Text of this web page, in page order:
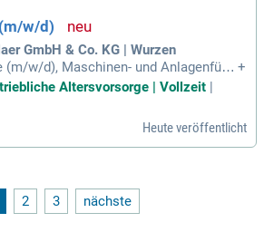
w/d)
GmbH & Co. KG | Wurzen
(m/w/d), Maschinen- und Anlagenführ
Qualifikation Berufserfahrung
und bei der Bedienung von Produkti
+
Altersvorsorge | Vollzeit |
Heute veröffentlicht
2 3 nächste